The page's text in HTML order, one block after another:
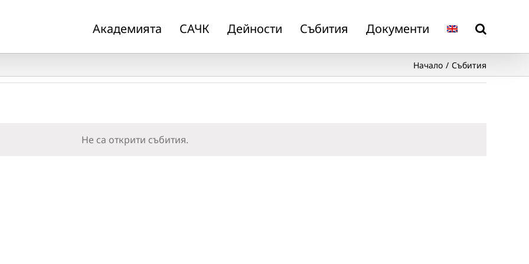
Академията САЧК Дейности Събития Документи
Начало Събития
Notice
Не са открити събития.